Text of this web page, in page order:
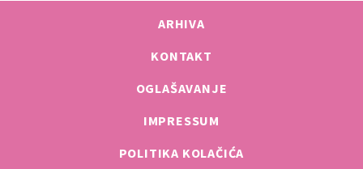
ARHIVA
KONTAKT
OGLAŠAVANJE
IMPRESSUM
POLITIKA KOLAČIĆA